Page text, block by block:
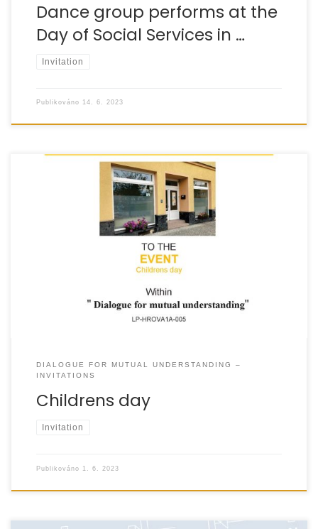
Dance group performs at the
Day of Social Services in …
Invitation
Publikováno 14. 6. 2023
DIALOGUE FOR MUTUAL UNDERSTANDING –
INVITATIONS
Childrens day
Invitation
Publikováno 1. 6. 2023